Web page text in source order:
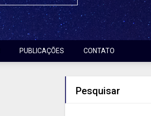
PUBLICAÇÕES CONTATO
Pesquisar